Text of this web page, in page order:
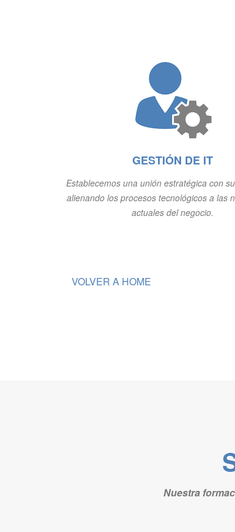
GESTIÓN DE IT
Establecemos una unión estratégica con
alienando los procesos tecnológicos a las
actuales del negocio.
VOLVER A HOME
Nuestra